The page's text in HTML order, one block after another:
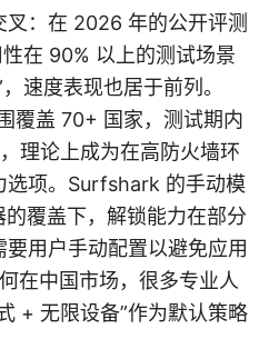
叉：在 2026 年的公开评测
在 90% 以上的测试场景
速度表现也居于前列。
覆盖 70+ 国家，测试期内
理论上成为在高防火墙环
选项。Surfshark 的手动模
覆盖下，解锁能力在部分
用户手动配置以避免应用
在中国市场，很多专业人
+ 无限设备”作为默认策略